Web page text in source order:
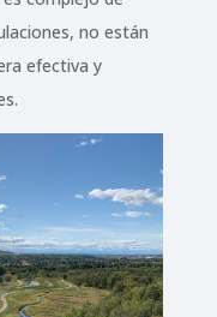
no están
efectiva y